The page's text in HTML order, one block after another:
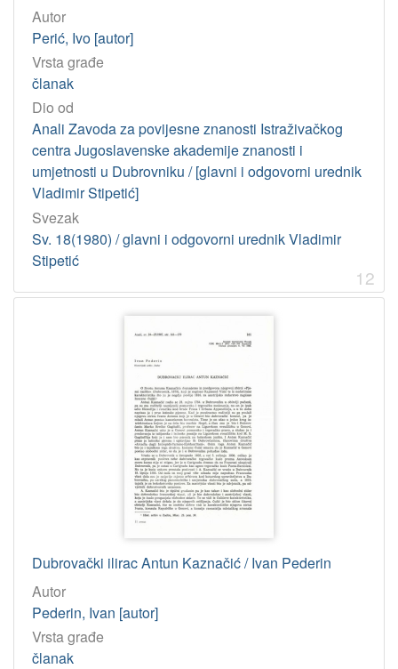
Autor
Perić, Ivo [autor]
Vrsta građe
članak
Dio od
Anali Zavoda za povijesne znanosti Istraživačkog
centra Jugoslavenske akademije znanosti i
umjetnosti u Dubrovniku / [glavni i odgovorni urednik
Vladimir Stipetić]
Svezak
Sv. 18(1980) / glavni i odgovorni urednik Vladimir
Stipetić
12
Dubrovački ilirac Antun Kaznačić / Ivan Pederin
Autor
Pederin, Ivan [autor]
Vrsta građe
članak